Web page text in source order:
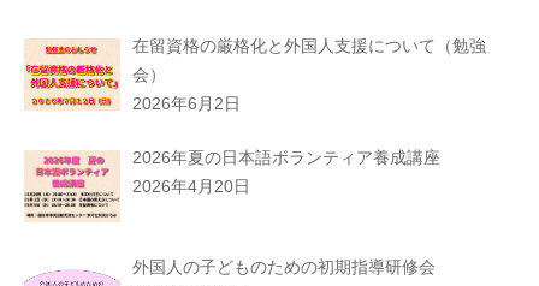
在留資格の厳格化と外国人支援について（勉強
会）
2026年6月2日
2026年夏の日本語ボランティア養成講座
2026年4月20日
外国人の子どものための初期指導研修会